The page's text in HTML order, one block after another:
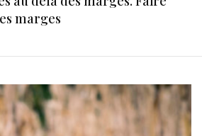
marges